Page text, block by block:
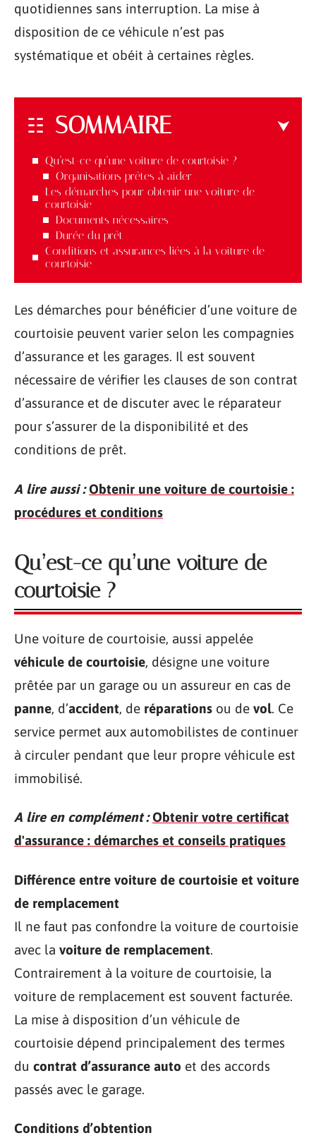
quotidiennes sans interruption. La mise à
disposition de ce véhicule n’est pas
systématique et obéit à certaines règles.
SOMMAIRE
Qu’est-ce qu’une voiture de courtoisie ?
Organisations prêtes à aider
Les démarches pour obtenir une voiture de
courtoisie
Documents nécessaires
Durée du prêt
Conditions et assurances liées à la voiture de
courtoisie
Les démarches pour bénéficier d’une voiture de
courtoisie peuvent varier selon les compagnies
d’assurance et les garages. Il est souvent
nécessaire de vérifier les clauses de son contrat
d’assurance et de discuter avec le réparateur
pour s’assurer de la disponibilité et des
conditions de prêt.
A lire aussi : Obtenir une voiture de courtoisie :
procédures et conditions
Qu’est-ce qu’une voiture de
courtoisie ?
Une voiture de courtoisie, aussi appelée
véhicule de courtoisie, désigne une voiture
prêtée par un garage ou un assureur en cas de
panne, d’accident, de réparations ou de vol. Ce
service permet aux automobilistes de continuer
à circuler pendant que leur propre véhicule est
immobilisé.
A lire en complément : Obtenir votre certificat
d'assurance : démarches et conseils pratiques
Différence entre voiture de courtoisie et voiture
de remplacement
Il ne faut pas confondre la voiture de courtoisie
avec la voiture de remplacement.
Contrairement à la voiture de courtoisie, la
voiture de remplacement est souvent facturée.
La mise à disposition d’un véhicule de
courtoisie dépend principalement des termes
du contrat d’assurance auto et des accords
passés avec le garage.
Conditions d’obtention